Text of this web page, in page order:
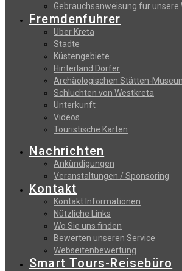
Gebrauchsanweisung fur unsere
Fremdenfuhrer
Uber Kreta
Stadte
Küstengebiete
Hinterland Dörfer
Archäologischen Stätten-
Schluchten von Westkreta
Unterkunft
Videos
Touristische Karten
Nachrichten
Ankündigungen
Veranstaltungen / Sponsoring
Kontakt
Kontakt Informationen
Nützliche Links
Wo Sie uns finden
Bewerten unseren Service
Webseitenbewertung
Smart Tours-Reisebüro